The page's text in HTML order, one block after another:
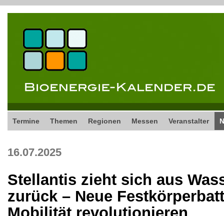
Termine Themen Regionen Messen Veranstalter
16.07.2025
Stellantis zieht sich aus
zurück – Neue